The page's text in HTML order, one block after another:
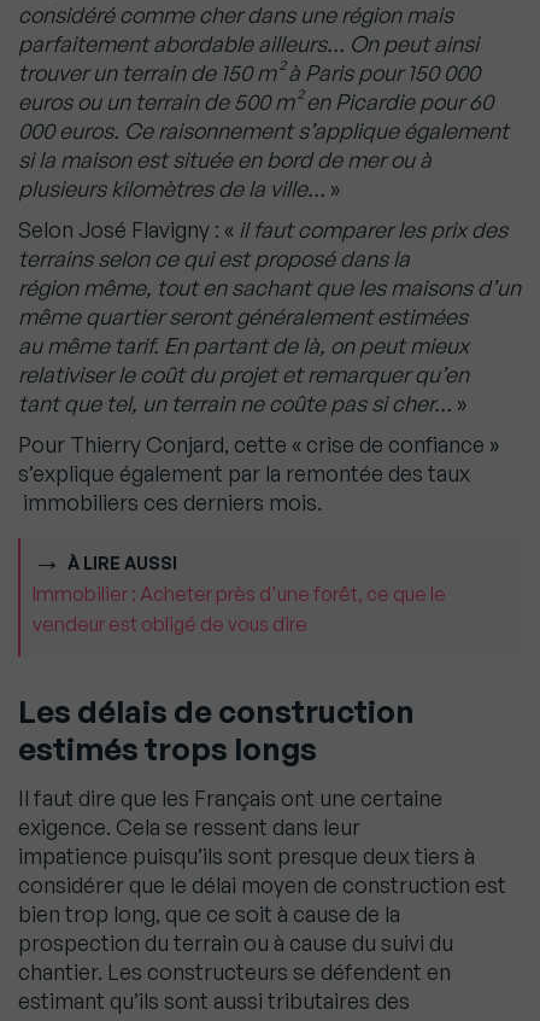
considéré comme cher dans une région mais
parfaitement abordable ailleurs… On peutainsi
trouver un terrain de 150 m² à Paris pour 150 000
euros ou un terrain de 500 m² en Picardie pour 60
000 euros. Ce raisonnement s’applique également
si la maison est située en bord de merou à
plusieurs kilomètres de la ville… »
Selon José Flavigny : « il faut comparer les prix des
terrains selon ce qui est proposé dans la
région même, tout en sachant que les maisons d’un
même quartier seront généralement estimées
au même tarif. En partant de là, on peut mieux
relativiser le coût du projet et remarquer qu’en
tantque tel, un terrain ne coûte pas si cher… »
Pour Thierry Conjard, cette « crise de confiance »
s’explique également par la remontée des taux
immobiliers ces derniers mois.
À LIRE AUSSI
Immobilier : Acheter près d'une forêt, ce que le
vendeur est obligé de vous dire
Les délais de construction
estimés trops longs
Il faut dire que les Français ont une certaine
exigence. Cela se ressent dans leur
impatience puisqu’ils sont presque deux tiers à
considérer que le délai moyen de construction est
bien trop long, que ce soit à cause de la
prospection du terrain ou à cause du suivi du
chantier. Les constructeurs se défendent en
estimant qu’ils sont aussi tributaires des